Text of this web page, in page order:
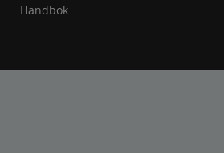
Handbok